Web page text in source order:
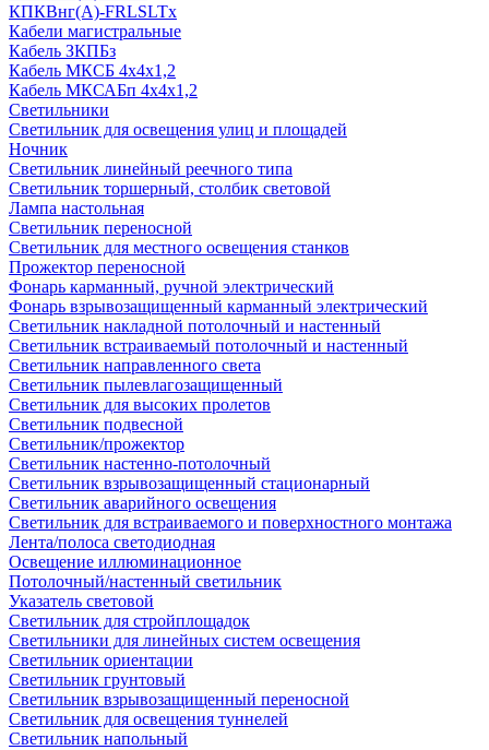
КПКВнг(A)-FRLSLTx
Кабели магистральные
Кабель ЗКПБз
Кабель МКСБ 4х4х1,2
Кабель МКСАБп 4х4х1,2
Светильники
Светильник для освещения улиц и площадей
Ночник
Светильник линейный реечного типа
Светильник торшерный, столбик световой
Лампа настольная
Светильник переносной
Светильник для местного освещения станков
Прожектор переносной
Фонарь карманный, ручной электрический
Фонарь взрывозащищенный карманный электрический
Светильник накладной потолочный и настенный
Светильник встраиваемый потолочный и настенный
Светильник направленного света
Светильник пылевлагозащищенный
Светильник для высоких пролетов
Светильник подвесной
Светильник/прожектор
Светильник настенно-потолочный
Светильник взрывозащищенный стационарный
Светильник аварийного освещения
Светильник для встраиваемого и поверхностного монтажа
Лента/полоса светодиодная
Освещение иллюминационное
Потолочный/настенный светильник
Указатель световой
Светильник для стройплощадок
Светильники для линейных систем освещения
Светильник ориентации
Светильник грунтовый
Светильник взрывозащищенный переносной
Светильник для освещения туннелей
Светильник напольный